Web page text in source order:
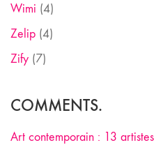
Wimi (4)
Zelip (4)
Zify (7)
COMMENTS.
Art contemporain : 13